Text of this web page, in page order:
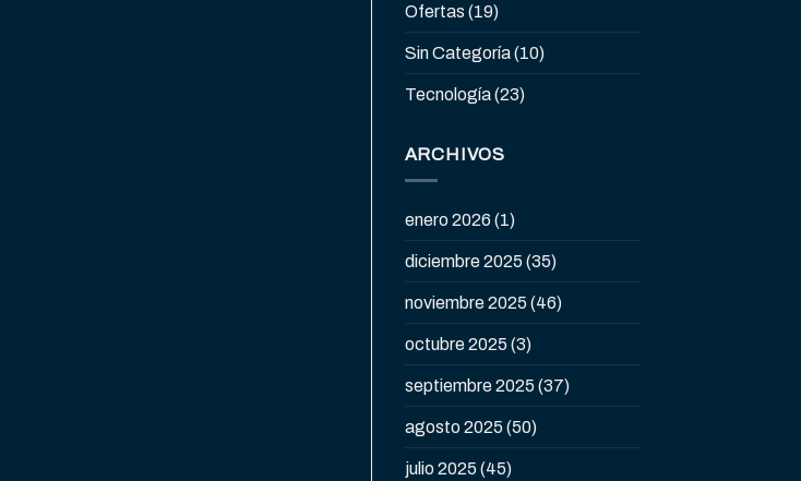
Ofertas (19)
Sin Categoría(10)
Tecnología(23)
ARCHIVOS
enero 2026 (1)
diciembre 2025 (35)
noviembre 2025 (46)
octubre 2025 (3)
septiembre 2025 (37)
agosto 2025 (50)
julio 2025 (45)